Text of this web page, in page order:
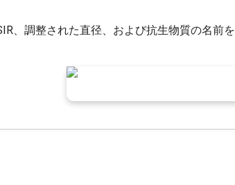
、調整された直径、および抗生物質の名前を